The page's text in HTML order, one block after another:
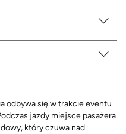
odbywa się w trakcie eventu
jazdy miejsce pasażera
który czuwa nad